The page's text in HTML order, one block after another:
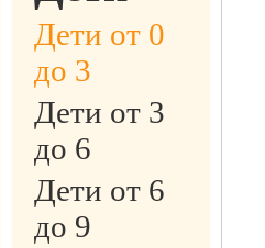
Дети от 0
до 3
Дети от 3
до 6
Дети от 6
до 9